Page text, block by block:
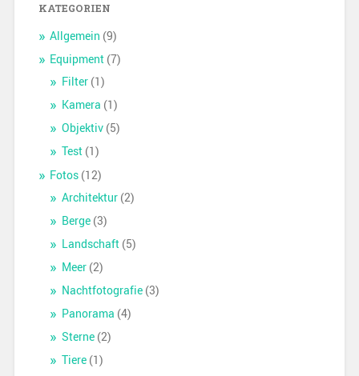
KATEGORIEN
Allgemein (9)
Equipment(7)
Filter(1)
Kamera (1)
Objektiv(5)
Test(1)
Fotos(12)
Architektur(2)
Berge(3)
Landschaft(5)
Meer(2)
Nachtfotografie(3)
Panorama (4)
Sterne(2)
Tiere(1)